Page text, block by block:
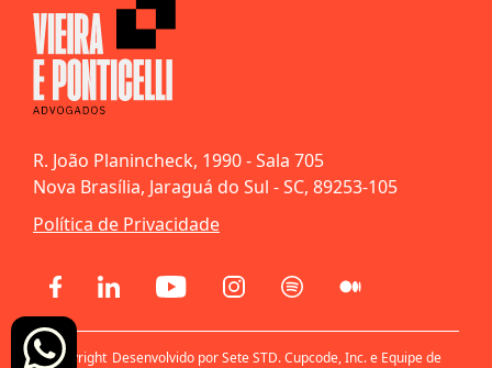
R. João Planincheck, 1990 - Sala 705
Nova Brasília, Jaraguá do Sul - SC, 89253-105
Política de Privacidade
© Copyright Desenvolvido por Sete STD. Cupcode, Inc. e Equipe de